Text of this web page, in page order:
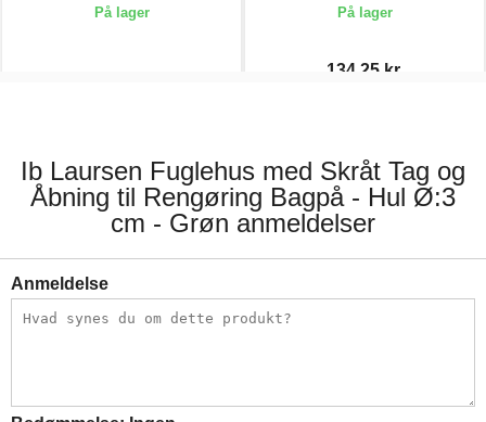
På lager På lager
134,25 kr.
Ib Laursen Fuglehus med Skråt Tag og
Åbning til Rengøring Bagpå - Hul Ø:3
cm - Grøn anmeldelser
Anmeldelse